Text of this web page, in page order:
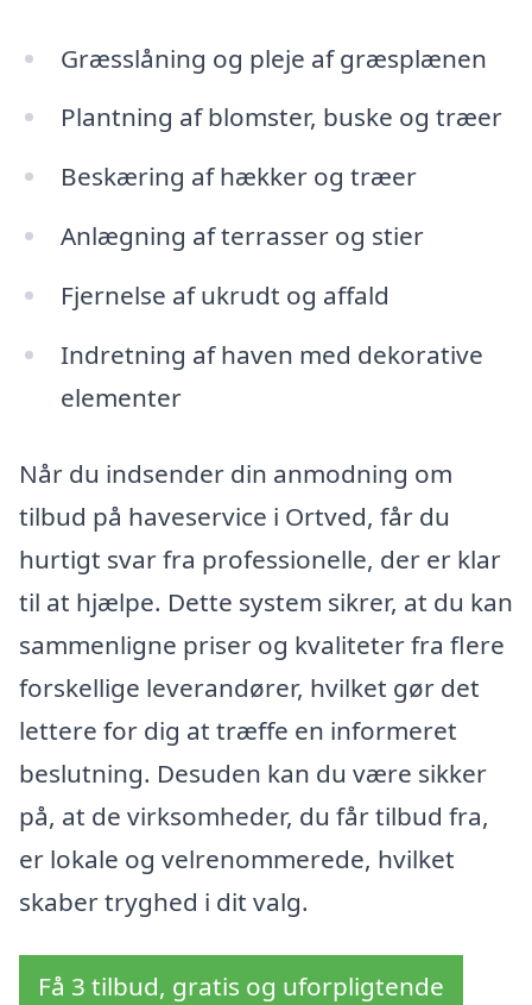
Græsslåning og pleje af græsplænen
Plantning af blomster, buske og træer
Beskæring af hækker og træer
Anlægning af terrasser og stier
Fjernelse af ukrudt og affald
Indretning af haven med dekorative
elementer
Når du indsender din anmodning om
tilbud på haveservice i Ortved, får du
hurtigt svar fra professionelle, der er klar
til at hjælpe. Dette system sikrer, at du kan
sammenligne priser og kvaliteter fra flere
forskellige leverandører, hvilket gør det
lettere for dig at træffe en informeret
beslutning. Desuden kan du være sikker
på, at de virksomheder, du får tilbud fra,
er lokale og velrenommerede, hvilket
skaber tryghed i dit valg.
Få 3 tilbud, gratis og uforpligtende